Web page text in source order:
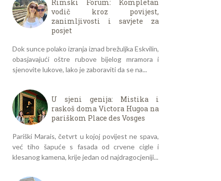
Rimski Forum: Kompletan
vodič kroz povijest,
zanimljivosti i savjete za
posjet
Dok sunce polako izranja iznad brežuljka Eskvilin,
obasjavajući oštre rubove bijelog mramora i
sjenovite lukove, lako je zaboraviti da se na...
U sjeni genija: Mistika i
raskoš doma Victora Hugoa na
pariškom Place des Vosges
Pariški Marais, četvrt u kojoj povijest ne spava,
već tiho šapuće s fasada od crvene cigle i
klesanog kamena, krije jedan od najdragocjeniji...